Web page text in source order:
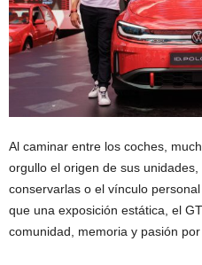
Al caminar entre los coches,
orgullo el origen de sus
conservarlas o el vínculo
que una exposición estática, el
comunidad, memoria y pasión